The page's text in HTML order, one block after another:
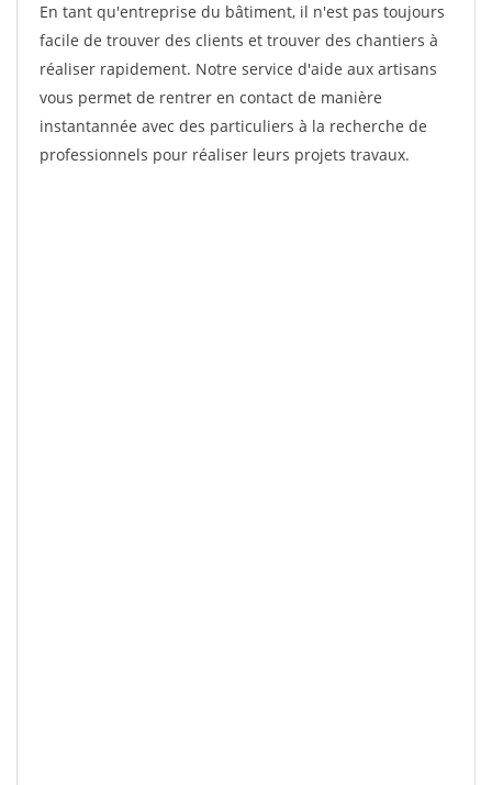
En tant qu'entreprise du bâtiment, il n'est pas toujours
facile de trouver des clients et trouver des chantiers à
réaliser rapidement. Notre service d'aide aux artisans
vous permet de rentrer en contact de manière
instantannée avec des particuliers à la recherche de
professionnels pour réaliser leurs projets travaux.